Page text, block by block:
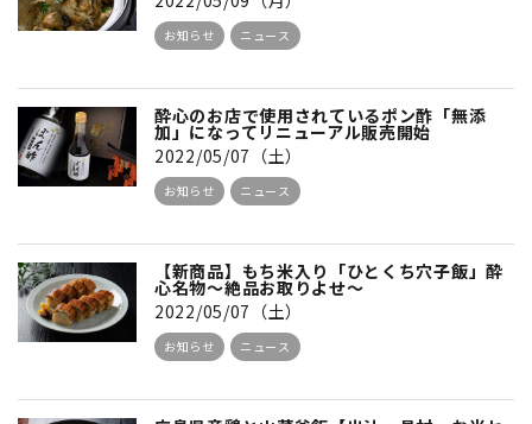
お知らせ ニュース
酔心のお店で使用されているポン酢「無添
加」になってリニューアル販売開始
2022/05/07（土）
お知らせ ニュース
【新商品】もち米入り「ひとくち穴子飯」酔
心名物～絶品お取りよせ～
2022/05/07（土）
お知らせ ニュース